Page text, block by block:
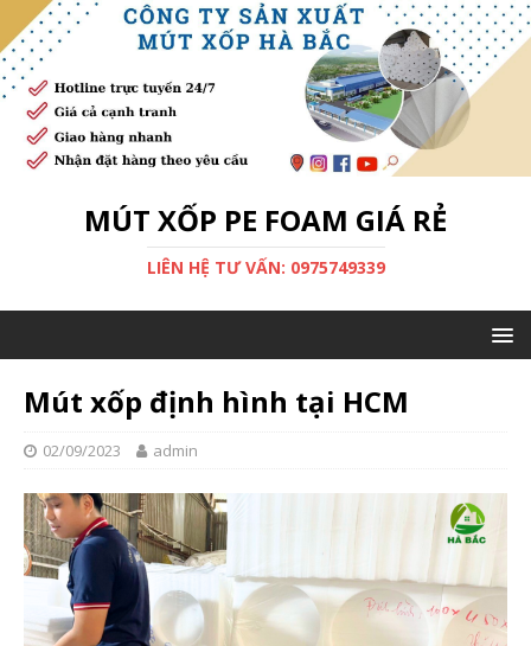
MÚT XỐP PE FOAM GIÁ RẺ
LIÊN HỆ TƯ VẤN: 0975749339
Mút xốp định hình tại HCM
02/09/2023 admin